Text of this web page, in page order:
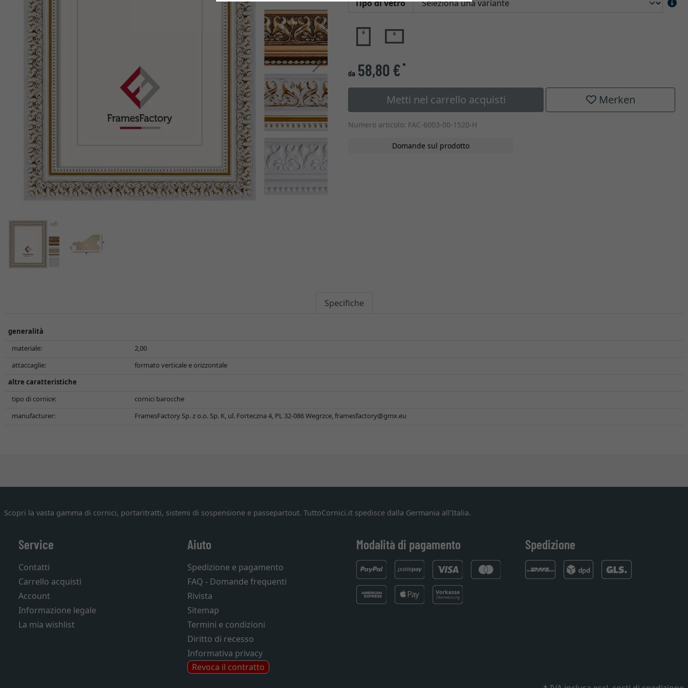
Indietro Avanti
Tipo di vetro
da 58,80 €*
Metti nel carrello acquisti Merken
Numero articolo: FAC-6003-00-1520-H
Domande sul prodotto
Specifiche
generalità
materiale:
2,00
attaccaglie:
formato verticale e orizzontale
altre caratteristiche
tipo di cornice:
cornici barocche
manufacturer:
FramesFactory Sp. z o.o. Sp. K, ul. Forteczna 4, PL 32-086 Wegrzce,framesfactory@gmx.eu
Scopri la vasta gamma di cornici, portaritratti, sistemi di sospensione e passepartout. TuttoCornici.it spedisce dalla Germania all'Italia.
Service
Contatti
Carrello acquisti
Account
Informazione legale
La mia wishlist
Aiuto
Spedizione e pagamento
FAQ - Domande frequenti
Rivista
Sitemap
Termini e condizioni
Diritto di recesso
Informativa privacy
Revoca il contratto
Modalità di pagamento Spedizione